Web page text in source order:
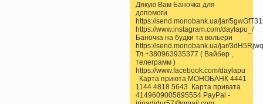
Дякую Вам Баночка для
допомоги
https://send.monobank.ua/jar/
https://www.instagram.com/daylapu_/
Баночка на будки та вольери
https://send.monobank.ua/jar/
Тл.+380963935377 ( Вайбер ,
телеграмм )
https://www.facebook.com/daylapu
Карта приюта МОНОБАНК 4441
1144 4818 5643 Карта привата
4149609005895554 PayPal -